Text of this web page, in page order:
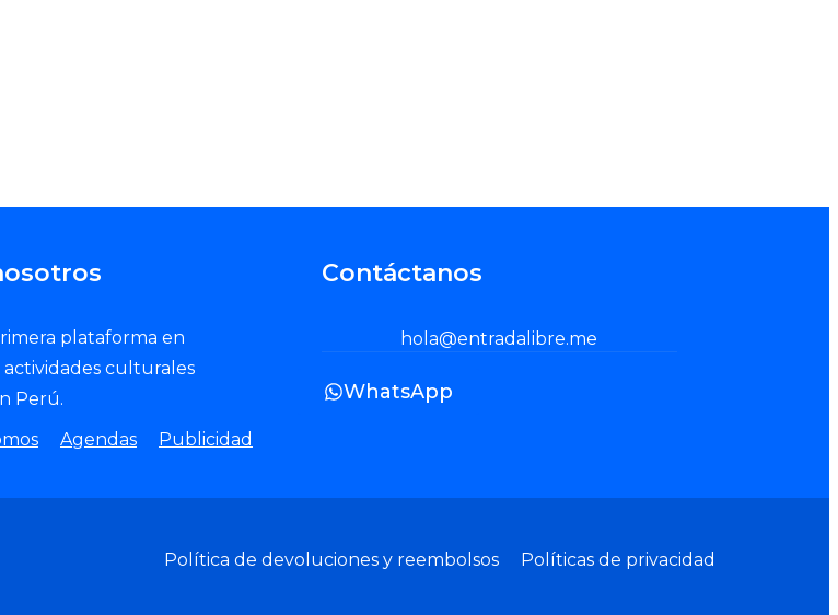
plataforma en
culturales
Perú.
Agendas Publicidad
Contáctanos
hola@entradalibre.me
WhatsApp
Política de devoluciones y reembolsos Políticas de privacidad